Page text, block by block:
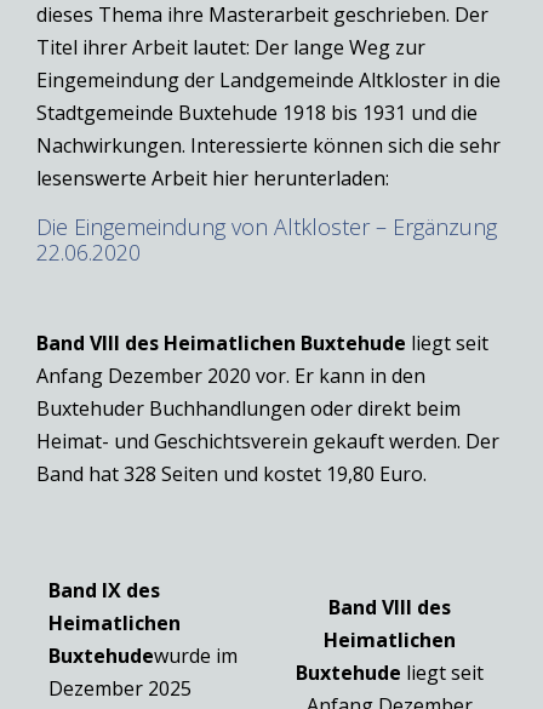
dieses Thema ihre Masterarbeit geschrieben. Der
Titel ihrer Arbeit lautet: Der lange Weg zur
Eingemeindung der Landgemeinde Altkloster in die
Stadtgemeinde Buxtehude 1918 bis 1931 und die
Nachwirkungen. Interessierte können sich die sehr
lesenswerte Arbeit hier herunterladen:
Die Eingemeindung von Altkloster – Ergänzung
22.06.2020
Band VIII des Heimatlichen Buxtehude liegt seit
Anfang Dezember 2020 vor. Er kann in den
Buxtehuder Buchhandlungen oder direkt beim
Heimat- und Geschichtsverein gekauft werden. Der
Band hat 328 Seiten und kostet 19,80 Euro.
Band IX des
Heimatlichen
Buxtehudewurde im
Dezember 2025
Band VIII des
Heimatlichen
Buxtehude liegt seit